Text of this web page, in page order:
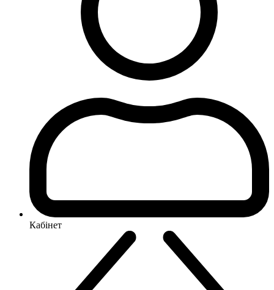
Кабінет